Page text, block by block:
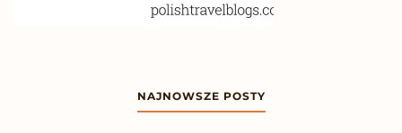
NAJNOWSZE POSTY